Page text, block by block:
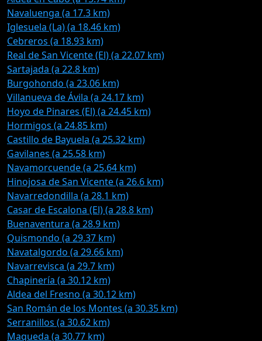
Navaluenga (a 17.3 km)
Iglesuela (La) (a 18.46 km)
Cebreros (a 18.93 km)
Real de San Vicente (El) (a 22.07 km)
Sartajada (a 22.8 km)
Burgohondo (a 23.06 km)
Villanueva de Ávila (a 24.17 km)
Hoyo de Pinares (El) (a 24.45 km)
Hormigos (a 24.85 km)
Castillo de Bayuela (a 25.32 km)
Gavilanes (a 25.58 km)
Navamorcuende (a 25.64 km)
Hinojosa de San Vicente (a 26.6 km)
Navarredondilla (a 28.1 km)
Casar de Escalona (El) (a 28.8 km)
Buenaventura (a 28.9 km)
Quismondo (a 29.37 km)
Navatalgordo (a 29.66 km)
Navarrevisca (a 29.7 km)
Chapinería (a 30.12 km)
Aldea del Fresno (a 30.12 km)
San Román de los Montes (a 30.35 km)
Serranillos (a 30.62 km)
Maqueda (a 30.77 km)